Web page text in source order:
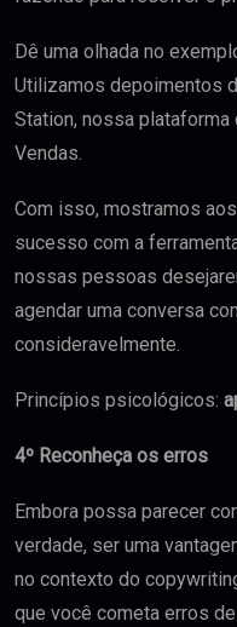
Dê uma olhada no
Utilizamos depoimentos
Station, nossa
Vendas.
Com isso, mostramos
sucesso com a
nossas pessoas
agendar uma conversa
consideravelmente.
Princípios psicológicos:
4º Reconheça os erros
Embora possa parecer
verdade, ser uma
no contexto do
que você cometa erros